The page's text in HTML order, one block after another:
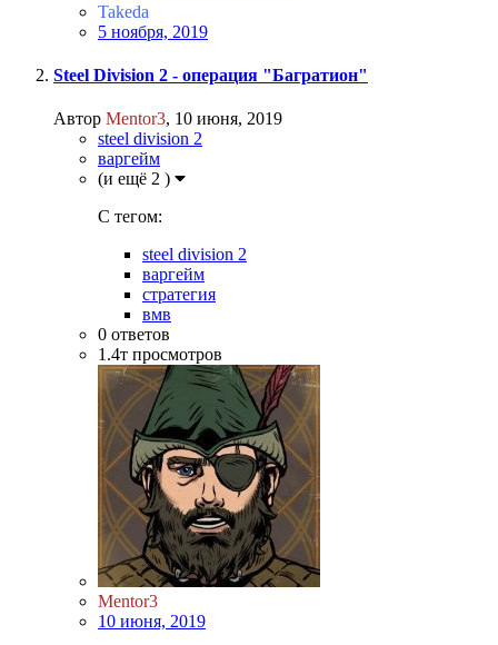
Takeda
5 ноября, 2019
Steel Division 2 - операция "Багратион"
Автор Mentor3, 10 июня, 2019
steel division 2
варгейм
(и ещё 2 )
C тегом:
steel division 2
варгейм
стратегия
вмв
0 ответов
1.4т просмотров
Mentor3
10 июня, 2019